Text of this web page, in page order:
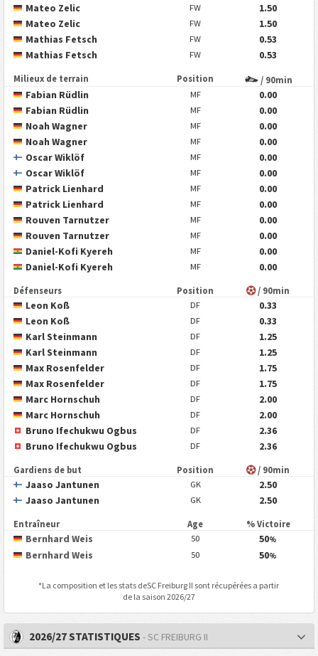
Mateo Zelic FW
1.50
Mateo Zelic
FW
1.50
Mathias Fetsch
FW
0.53
Mathias Fetsch
FW 0.53
Milieux de terrain Position / 90min
Fabian Rüdlin MF
0.00
Fabian Rüdlin
MF
0.00
Noah Wagner
MF
0.00
Noah Wagner
MF
0.00
Oscar Wiklöf
MF
0.00
Oscar Wiklöf
MF
0.00
Patrick Lienhard
MF
0.00
Patrick Lienhard
MF
0.00
Rouven Tarnutzer
MF
0.00
Rouven Tarnutzer
MF
0.00
Daniel-Kofi Kyereh
MF
0.00
Daniel-Kofi Kyereh
MF 0.00
Défenseurs Position / 90min
Leon Koß DF
0.33
Leon Koß
DF
0.33
Karl Steinmann
DF
1.25
Karl Steinmann
DF
1.25
Max Rosenfelder
DF
1.75
Max Rosenfelder
DF
1.75
Marc Hornschuh
DF
2.00
Marc Hornschuh
DF
2.00
Bruno Ifechukwu Ogbus
DF
2.36
Bruno Ifechukwu Ogbus
DF 2.36
Gardiens de but Position / 90min
Jaaso Jantunen GK
2.50
Jaaso Jantunen
GK 2.50
Entraîneur Age % Victoire
Bernhard Weis 50 50%
Bernhard Weis 50 50%
*La composition et les stats deSC Freiburg II sont récupérées a partir
de la saison 2026/27
2026/27 STATISTIQUES - SC FREIBURG II